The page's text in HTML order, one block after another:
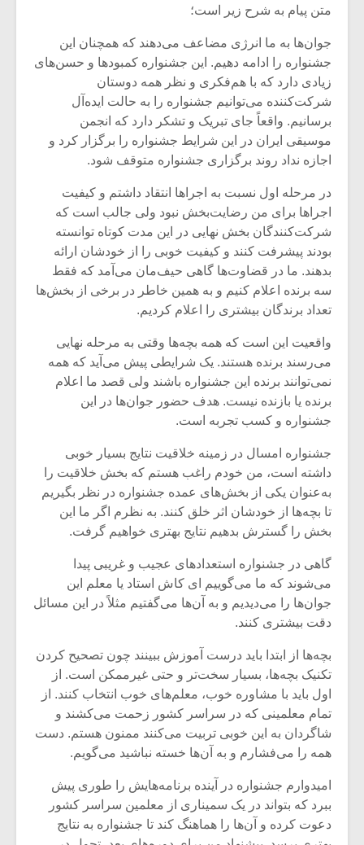
متن پیام به شرح زیر است؛
جوان‌ها به ما انرژی مضاعف می‌دهند که همچنان این
جشنواره را ادامه دهیم. این جشنواره کمبودها و حسن‌های
زیادی دارد که با هم‌فکری و نظر همه دوستان
شرکت‌کننده می‌توانیم جشنواره را به حالت ایده‌آل
برسانیم. واقعاً جای تبریک و تشکر دارد که انجمن
موسیقی ایران در این شرایط جشنواره را برگزار کرد و
اجازه نداد روند برگزاری جشنواره متوقف شود.
در مرحله اول نسبت به اجراها انتقاد داشتم و کیفیت
اجراها برای من رضایت‌بخش نبود ولی جالب است که
شرکت‌کنندگان بخش نهایی در این مدت کوتاه توانسته
بودند پیشرفت کنند و کیفیت خوبی را از خودشان ارائه
بدهند. ما در قضاوت‌ها گاهی حیف‌مان می‌آمد که فقط
سه برنده اعلام کنیم و به همین خاطر در برخی از بخش‌ها
تعداد برندگان بیشتری را اعلام کردیم.
واقعیت این است که همه بچه‌ها وقتی به مرحله نهایی
می‌رسند برنده هستند. یک شرایطی پیش می‌آید که همه
نمی‌توانند برنده این جشنواره باشند ولی قصد ما اعلام
برنده یا بازنده نیست. هدف حضور جوان‌ها در این
جشنواره و کسب تجربه است.
جشنواره امسال در زمینه خلاقیت نتایج بسیار خوبی
داشته است، من خودم راغب هستم که بخش خلاقیت را
به‌عنوان یکی از بخش‌های عمده جشنواره در نظر بگیریم
تا بچه‌ها از خودشان اثر خلق کنند. به نظرم اگر ما این
بخش را گسترش بدهیم نتایج بهتری خواهیم گرفت.
گاهی در جشنواره استعدادهای عجیب و غریبی پیدا
می‌شوند که ما می‌گوییم ای کاش استاد یا معلم این
جوان‌ها را می‌دیدیم و به آن‌ها می‌گفتیم مثلاً در این مسائل
دقت بیشتری کنند.
بچه‌ها از ابتدا باید درست آموزش ببینند چون تصحیح کردن
تکنیک بچه‌ها، بسیار سخت‌تر و حتی غیرممکن است. از
اول باید با مشاوره خوب، معلم‌های خوب انتخاب کنند. از
تمام معلمینی که در سراسر کشور زحمت می‌کشند و
شاگردان به این خوبی تربیت می‌کنند ممنون هستم. دست
همه را می‌فشارم و به آن‌ها خسته نباشید می‌گویم.
امیدوارم جشنواره در آینده برنامه‌هایش را طوری پیش
ببرد که بتواند در یک سمیناری از معلمین سراسر کشور
دعوت کرده و آن‌ها را هماهنگ کند تا جشنواره به نتایج